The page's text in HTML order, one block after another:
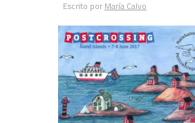
Escrito por María Calvo